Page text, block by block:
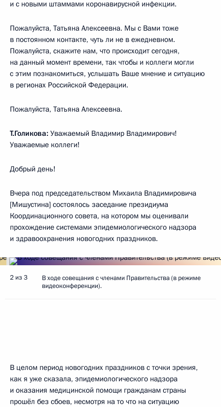
и с новыми штаммами коронавирусной инфекции.
Пожалуйста, Татьяна Алексеевна. Мы с Вами тоже
в постоянном контакте, чуть ли не в ежедневном.
Пожалуйста, скажите нам, что происходит сегодня,
на данный момент времени, так чтобы и коллеги могли
с этим познакомиться, услышать Ваше мнение и ситуацию
в регионах Российской Федерации.
Пожалуйста, Татьяна Алексеевна.
Т.Голикова: Уважаемый Владимир Владимирович!
Уважаемые коллеги!
Добрый день!
Вчера под председательством Михаила Владимировича
[Мишустина] состоялось заседание президиума
Координационного совета, на котором мы оценивали
прохождение системами эпидемиологического надзора
и здравоохранения новогодних праздников.
2 из 3
В ходе совещания с членами Правительства (в режиме
видеоконференции).
В целом период новогодних праздников с точки зрения,
как я уже сказала, эпидемиологического надзора
и оказания медицинской помощи гражданам страны
прошёл без сбоев, несмотря на то что на ситуацию